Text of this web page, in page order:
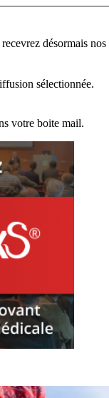
désormais nos
sélectionnée.
votre boite mail.